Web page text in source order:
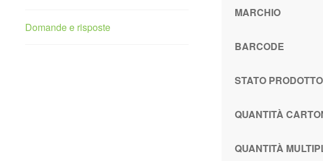
Domande e risposte
MARCHIO
BARCODE
STATO
QUANTITÀ
QUANTITÀ